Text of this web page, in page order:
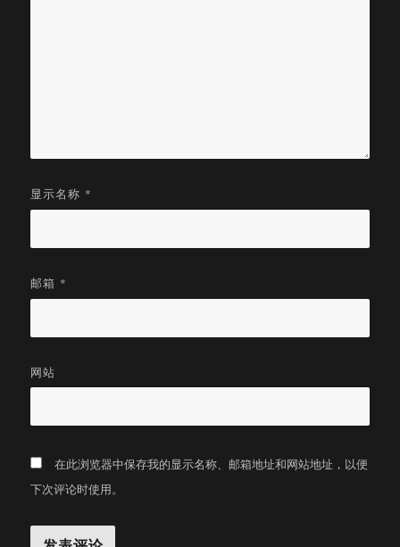
显示名称 *
邮箱 *
网站
在此浏览器中保存我的显示名称、邮箱地址和网站地址，以便
下次评论时使用。